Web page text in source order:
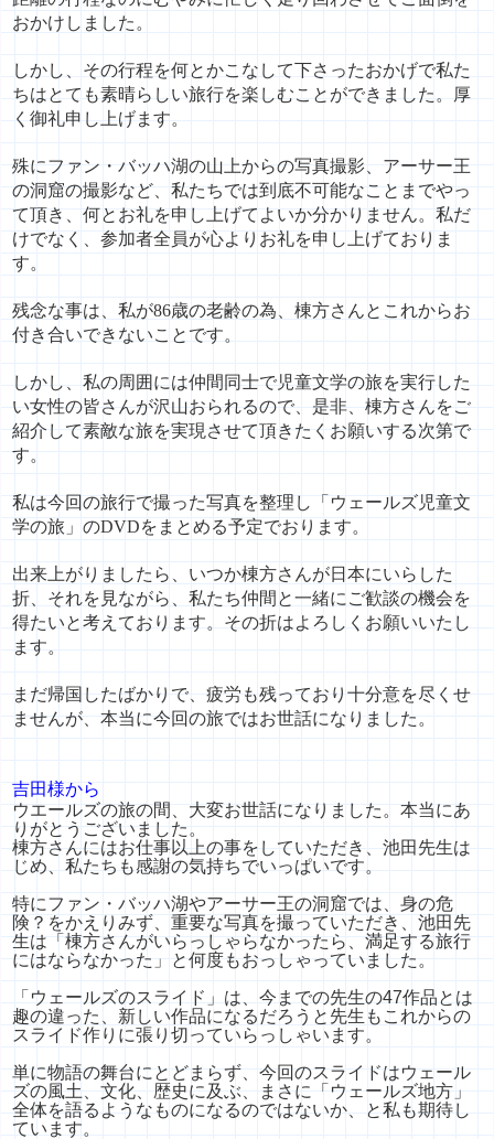
おかけしました。
しかし、その行程を何とかこなして下さったおかげで私た
ちはとても素晴らしい旅行を楽しむことができました。厚
く御礼申し上げます。
殊にファン・バッハ湖の山上からの写真撮影、アーサー王
の洞窟の撮影など、私たちでは到底不可能なことまでやっ
て頂き、何とお礼を申し上げてよいか分かりません。私だ
けでなく、参加者全員が心よりお礼を申し上げておりま
す。
残念な事は、私が86歳の老齢の為、棟方さんとこれからお
付き合いできないことです。
しかし、私の周囲には仲間同士で児童文学の旅を実行した
い女性の皆さんが沢山おられるので、是非、棟方さんをご
紹介して素敵な旅を実現させて頂きたくお願いする次第で
す。
私は今回の旅行で撮った写真を整理し「ウェールズ児童文
学の旅」のDVDをまとめる予定でおります。
出来上がりましたら、いつか棟方さんが日本にいらした
折、それを見ながら、私たち仲間と一緒にご歓談の機会を
得たいと考えております。その折はよろしくお願いいたし
ます。
まだ帰国したばかりで、疲労も残っており十分意を尽くせ
ませんが、本当に今回の旅ではお世話になりました。
吉田様から
ウエールズの旅の間、大変お世話になりました。 本当にあ
りがとうございました。
棟方さんにはお仕事以上の事をしていただき、池田先生は
じめ、 私たちも感謝の気持ちでいっぱいです。
特にファン・バッハ湖やアーサー王の洞窟では、身の危
険？ をかえりみず、重要な写真を撮っていただき、池田先
生は「棟方さんがいらっしゃらなかったら、 満足する旅行
にはならなかった」と何度もおっしゃっていました。
「ウェールズのスライド」は、 今までの先生の47作品とは
趣の違った、 新しい作品になるだろうと先生もこれからの
スライド作りに張り切っていらっしゃいます。
単に物語の舞台にとどまらず、 今回のスライドはウェール
ズの風土、文化、歴史に及ぶ、まさに「 ウェールズ地方」
全体を語るようなものになるのではないか、と私も期待し
ています。